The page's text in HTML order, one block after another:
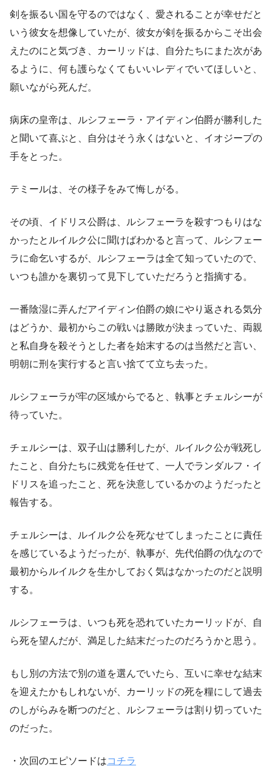
剣を振るい国を守るのではなく、愛されることが幸せだと
いう彼女を想像していたが、彼女が剣を振るからこそ出会
えたのにと気づき、カーリッドは、自分たちにまた次があ
るように、何も護らなくてもいいレディでいてほしいと、
願いながら死んだ。
病床の皇帝は、ルシフェーラ・アイディン伯爵が勝利した
と聞いて喜ぶと、自分はそう永くはないと、イオジープの
手をとった。
テミールは、その様子をみて悔しがる。
その頃、イドリス公爵は、ルシフェーラを殺すつもりはな
かったとルイルク公に聞けばわかると言って、ルシフェー
ラに命乞いするが、ルシフェーラは全て知っていたので、
いつも誰かを裏切って見下していただろうと指摘する。
一番陰湿に弄んだアイディン伯爵の娘にやり返される気分
はどうか、最初からこの戦いは勝敗が決まっていた、両親
と私自身を殺そうとした者を始末するのは当然だと言い、
明朝に刑を実行すると言い捨てて立ち去った。
ルシフェーラが牢の区域からでると、執事とチェルシーが
待っていた。
チェルシーは、双子山は勝利したが、ルイルク公が戦死し
たこと、自分たちに残党を任せて、一人でランダルフ・イ
ドリスを追ったこと、死を決意しているかのようだったと
報告する。
チェルシーは、ルイルク公を死なせてしまったことに責任
を感じているようだったが、執事が、先代伯爵の仇なので
最初からルイルクを生かしておく気はなかったのだと説明
する。
ルシフェーラは、いつも死を恐れていたカーリッドが、自
ら死を望んだが、満足した結末だったのだろうかと思う。
もし別の方法で別の道を選んでいたら、互いに幸せな結末
を迎えたかもしれないが、カーリッドの死を糧にして過去
のしがらみを断つのだと、ルシフェーラは割り切っていた
のだった。
・次回のエピソードはコチラ